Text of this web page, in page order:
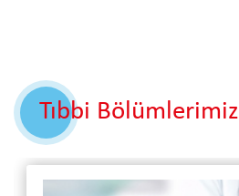
Tıbbi Bölümlerimiz